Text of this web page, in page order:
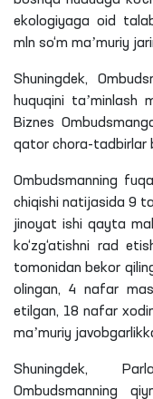
ekologiyaga oid
mln so‘m maʼmuriy
Shuningdek,
huquqini taʼminlash
Biznes
qator chora-tadbirlar
Ombudsmanning
chiqishi natijasida 9 ta
jinoyat ishi qayta
ko‘zg‘atishni rad
tomonidan bekor
olingan, 4 nafar
etilgan, 18 nafar
maʼmuriy
Shuningdek,
Ombudsmanning